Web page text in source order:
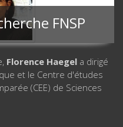
FNSP
Florence Haegel a dirigé
et le Centre d'études
(CEE) de Sciences